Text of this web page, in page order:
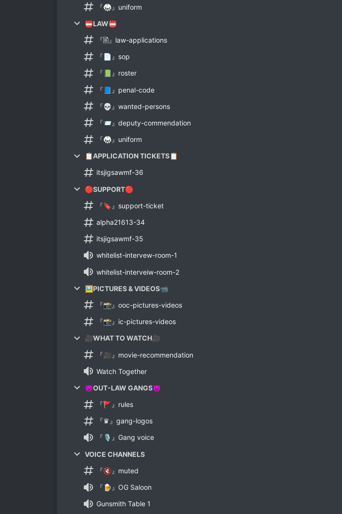
『🥋』uniform
📛LAW📛
『🖹』law-applications
『📄』sop
『📗』roster
『📘』penal-code
『💀』wanted-persons
『📨』deputy-commendation
『🥋』uniform
📋APPLICATION TICKETS📋
itsjigsawmf-36
🔴SUPPORT🔴
『🔖』support-ticket
alpha21613-34
itsjigsawmf-35
whitelist-intervew-room-1
whitelist-interveiw-room-2
🖼PICTURES & VIDEOS📹
『📸』ooc-pictures-videos
『📸』ic-pictures-videos
🎥WHAT TO WATCH🎥
『🎥』movie-recommendation
Watch Together
😈OUT-LAW GANGS😈
『🚩』rules
『♛』gang-logos
『🎙』Gang voice
VOICE CHANNELS
『🔇』muted
『🍺』OG Saloon
Gunsmith Table 1